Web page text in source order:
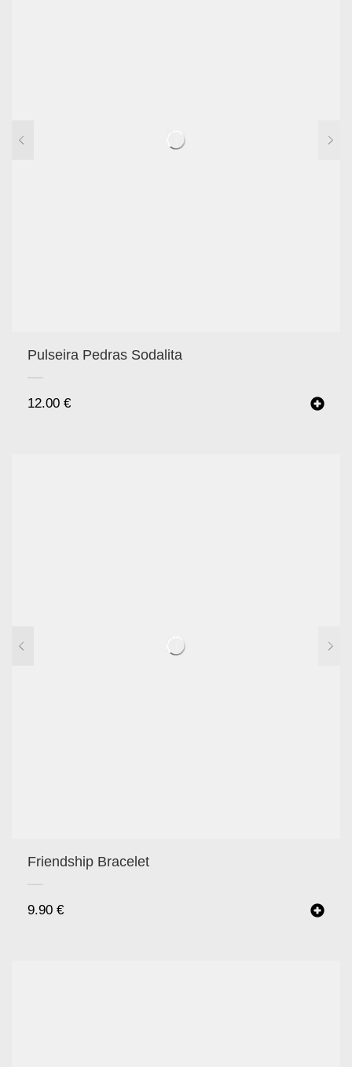
Pulseira Pedras Sodalita
12.00 €
Friendship Bracelet
9.90 €